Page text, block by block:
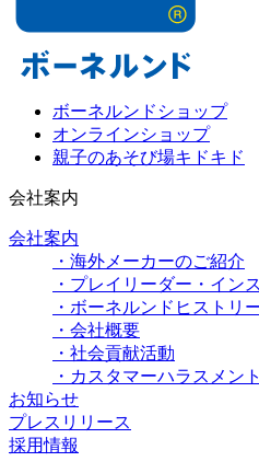
ボーネルンドショップ
オンラインショップ
親子のあそび場キドキド
会社案内
会社案内
・海外メーカーのご紹介
・プレイリーダー・イン
・ボーネルンドヒストリ
・会社概要
・社会貢献活動
・カスタマーハラスメン
お知らせ
プレスリリース
採用情報